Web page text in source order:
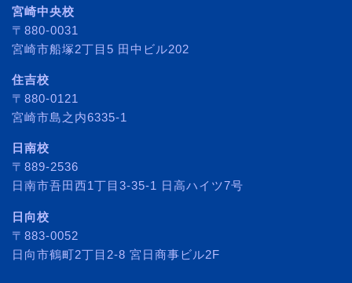
宮崎中央校
〒880-0031
宮崎市船塚2丁目5 田中ビル202
住吉校
〒880-0121
宮崎市島之内6335-1
日南校
〒889-2536
日南市吾田西1丁目3-35-1 日高ハイツ7号
日向校
〒883-0052
日向市鶴町2丁目2-8 宮日商事ビル2F